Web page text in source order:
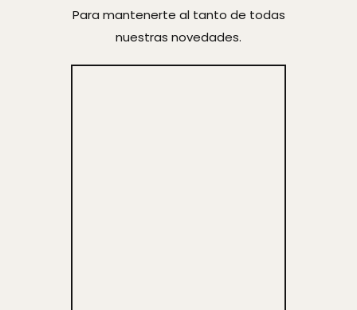
Para mantenerte al tanto de todas
nuestras novedades.